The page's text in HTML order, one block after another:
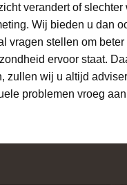
verandert of
Wij bieden u dan
vragen stellen om
ervoor staat.
zullen wij u altijd
problemen vroeg